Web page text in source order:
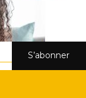
S’abonner